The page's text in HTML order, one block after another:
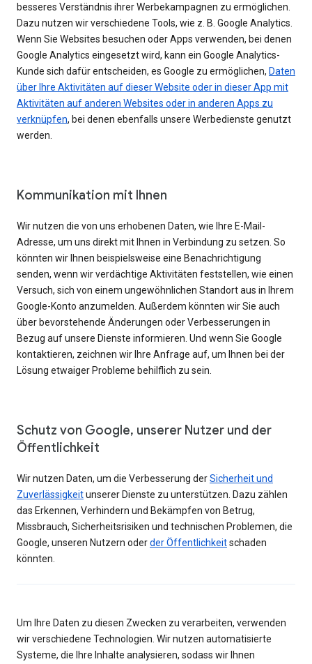
besseres Verständnis ihrer Werbekampagnen zu ermöglichen.
Dazu nutzen wir verschiedene Tools, wie z. B. Google Analytics.
Wenn Sie Websites besuchen oder Apps verwenden, bei denen
Google Analytics eingesetzt wird, kann ein Google Analytics-
Kunde sich dafür entscheiden, es Google zu ermöglichen, Daten
über Ihre Aktivitäten auf dieser Website oder in dieser App mit
Aktivitäten auf anderen Websites oder in anderen Apps zu
verknüpfen, bei denen ebenfalls unsere Werbedienste genutzt
werden.
Kommunikation mit Ihnen
Wir nutzen die von uns erhobenen Daten, wie Ihre E-Mail-
Adresse, um uns direkt mit Ihnen in Verbindung zu setzen. So
könnten wir Ihnen beispielsweise eine Benachrichtigung
senden, wenn wir verdächtige Aktivitäten feststellen, wie einen
Versuch, sich von einem ungewöhnlichen Standort aus in Ihrem
Google-Konto anzumelden. Außerdem könnten wir Sie auch
über bevorstehende Änderungen oder Verbesserungen in
Bezug auf unsere Dienste informieren. Und wenn Sie Google
kontaktieren, zeichnen wir Ihre Anfrage auf, um Ihnen bei der
Lösung etwaiger Probleme behilflich zu sein.
Schutz von Google, unserer Nutzer und der
Öffentlichkeit
Wir nutzen Daten, um die Verbesserung derSicherheit und
Zuverlässigkeitunserer Dienste zu unterstützen. Dazu zählen
das Erkennen, Verhindern und Bekämpfen von Betrug,
Missbrauch, Sicherheitsrisiken und technischen Problemen, die
Google, unseren Nutzern oderder Öffentlichkeitschaden
könnten.
Um Ihre Daten zu diesen Zwecken zu verarbeiten, verwenden
wir verschiedene Technologien. Wir nutzen automatisierte
Systeme, die Ihre Inhalte analysieren, sodass wir Ihnen